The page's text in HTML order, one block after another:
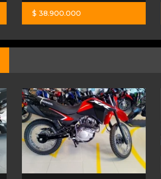
$ 38.900.000